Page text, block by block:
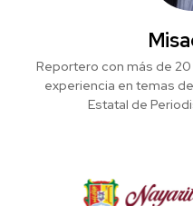
Reportero con más de
experiencia en temas
Estatal de